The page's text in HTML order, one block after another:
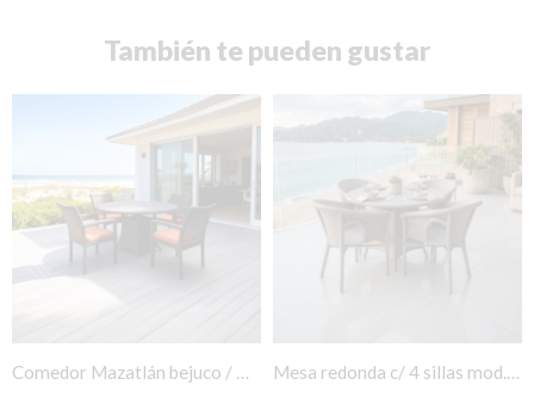
También te pueden gustar
Comedor Mazatlán bejuco / Mesa redonda 4 Plazas Mesa redonda c/ 4 sillas mod. Palapa